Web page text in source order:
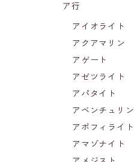
ア行
アイオライト
アクアマリン
アゲート
アゼツライト
アパタイト
アベンチュリン
アポフィライト
アマゾナイト